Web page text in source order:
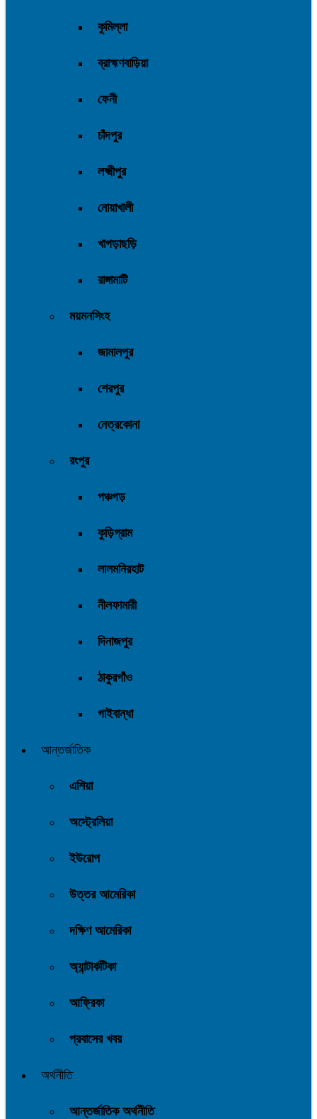
কুমিল্লা
ব্রাহ্মণবাড়িয়া
ফেনী
চাঁদপুর
লক্ষ্মীপুর
নোয়াখালী
খাগড়াছড়ি
রাঙ্গামাটি
ময়মনসিংহ
জামালপুর
শেরপুর
নেত্রকোনা
রংপুর
পঞ্চগড়
কুড়িগ্রাম
লালমনিরহাট
নীলফামারী
দিনাজপুর
ঠাকুরগাঁও
গাইবান্ধা
আন্তর্জাতিক
এশিয়া
অস্ট্রেলিয়া
ইউরোপ
উত্তর আমেরিকা
দক্ষিণ আমেরিকা
অ্যান্টার্কটিকা
আফ্রিকা
প্রবাসের খবর
অর্থনীতি
আন্তর্জাতিক অর্থনীতি